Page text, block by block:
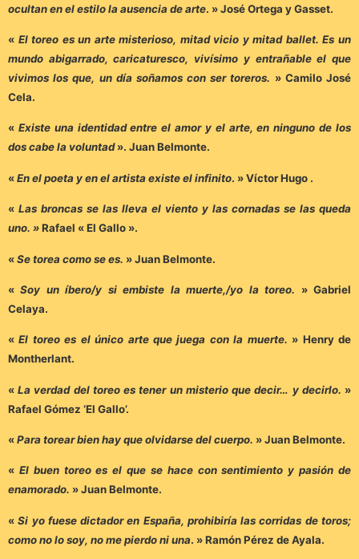
ocultan en el estilo la ausencia de arte. » José Ortega y Gasset.
« El toreo es un arte misterioso, mitad vicio y mitad ballet. Es un
mundo abigarrado, caricaturesco, vivísimo y entrañable el que
vivimos los que, un día soñamos con ser toreros. » Camilo José
Cela.
« Existe una identidad entre el amor y el arte, en ninguno de los
dos cabe la voluntad». Juan Belmonte.
«En el poeta y en el artista existe el infinito. » Víctor Hugo .
« Las broncas se las lleva el viento y las cornadas se las queda
uno. »Rafael « El Gallo ».
«Se torea como se es. » Juan Belmonte.
«Soy un íbero/y si embiste la muerte,/yo la toreo. » Gabriel
Celaya.
«El toreo es el único arte que juega con la muerte. » Henry de
Montherlant.
«La verdad del toreo es tener un misterio que decir… y decirlo. »
Rafael Gómez ‘El Gallo’.
«Para torear bien hay que olvidarse del cuerpo. » Juan Belmonte.
« El buen toreo es el que se hace con sentimiento y pasión de
enamorado. » Juan Belmonte.
«Si yo fuese dictador en España, prohibiría las corridas de toros;
como no lo soy, no me pierdo ni una. » Ramón Pérez de Ayala.